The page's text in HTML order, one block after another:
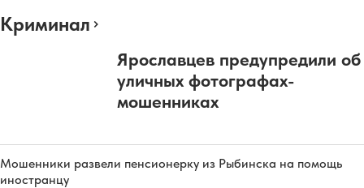
Криминал
Ярославцев предупредили об
уличных фотографах-
мошенниках
Мошенники развели пенсионерку из Рыбинска на помощь
иностранцу